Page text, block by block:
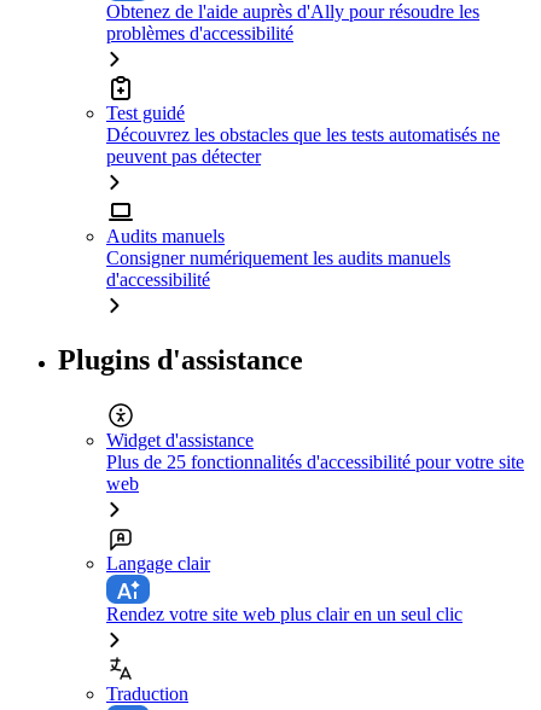
Obtenez de l'aide auprès d'Ally pour résoudre les
problèmes d'accessibilité
Test guidé
Découvrez les obstacles que les tests automatisés ne
peuvent pas détecter
Audits manuels
Consigner numériquement les audits manuels
d'accessibilité
Plugins d'assistance
Widget d'assistance
Plus de 25 fonctionnalités d'accessibilité pour votre site
web
Langage clair
Rendez votre site web plus clair en un seul clic
Traduction